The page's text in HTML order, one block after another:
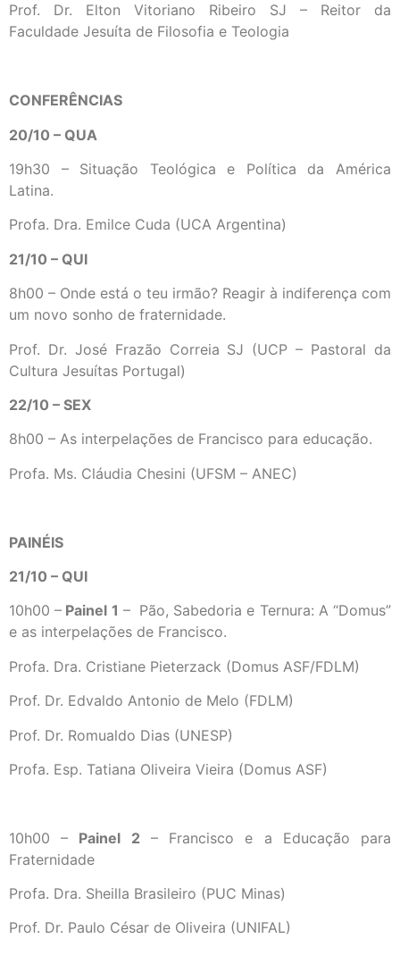
Prof. Dr. Elton Vitoriano Ribeiro SJ – Reitor da
Faculdade Jesuíta de Filosofia e Teologia
CONFERÊNCIAS
20/10 – QUA
19h30 – Situação Teológica e Política da América
Latina.
Profa. Dra. Emilce Cuda (UCA Argentina)
21/10 – QUI
8h00 – Onde está o teu irmão? Reagir à indiferença com
um novo sonho de fraternidade.
Prof. Dr. José Frazão Correia SJ (UCP – Pastoral da
Cultura Jesuítas Portugal)
22/10 – SEX
8h00 – As interpelações de Francisco para educação.
Profa. Ms. Cláudia Chesini (UFSM – ANEC)
PAINÉIS
21/10 – QUI
10h00 – Painel 1 – Pão, Sabedoria e Ternura: A “Domus”
e as interpelações de Francisco.
Profa. Dra. Cristiane Pieterzack (Domus ASF/FDLM)
Prof. Dr. Edvaldo Antonio de Melo (FDLM)
Prof. Dr. Romualdo Dias (UNESP)
Profa. Esp. Tatiana Oliveira Vieira (Domus ASF)
10h00 – Painel 2– Francisco e a Educação para
Fraternidade
Profa. Dra. Sheilla Brasileiro (PUC Minas)
Prof. Dr. Paulo César de Oliveira (UNIFAL)